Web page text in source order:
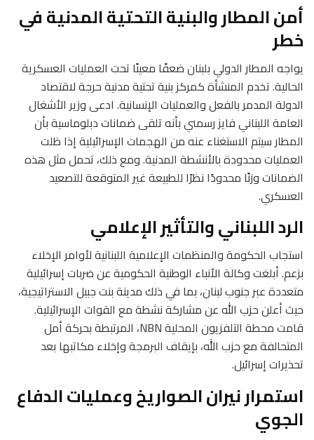
أمن المطار والبنية التحتية المدنية في
خطر
يواجه المطار الدولي بلبنان ضعفًا معينًا تحت العمليات العسكرية
الحالية. تخدم المنشأة كمركز بنية تحتية مدنية حرجة لاقتصاد
الدولة المدمر بالفعل والعمليات الإنسانية. ادعى وزير الأشغال
العامة اللبناني فايز رسمني بأنه تلقى ضمانات دبلوماسية بأن
المطار سيتم الاستغناء عنه من الهجمات الإسرائيلية إذا ظلت
العمليات محدودة بالأنشطة المدنية. ومع ذلك، تحمل مثل هذه
الضمانات وزنًا محدودًا نظرًا للطبيعة غير المتوقعة للتصعيد
العسكري.
الرد اللبناني والتأثير الإعلامي
استجاب الحكومة والمنظمات الإعلامية اللبنانية لأوامر الإخلاء
بزعم. أبلغت وكالة الأنباء الوطنية الحكومية عن ضربات إسرائيلية
متعددة عبر جنوب لبنان، بما في ذلك مدينة بنت جبيل الاستراتيجية،
حيث أعلن حزب الله عن مشاركة نشطة مع القوات الإسرائيلية.
قامت محطة التلفزيون المحلية NBN، المرتبطة بحركة أمل
المتحالفة مع حزب الله، بإيقاف البرمجة وإخلاء مكاتبها بعد
تحذيرات إسرائيل.
استمرار نيران الصواريخ وعمليات الدفاع
الجوي